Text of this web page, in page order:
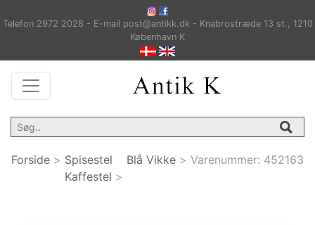
Telefon 2972 2028 - E-mail post@antikk.dk - Knabrostræde 13 st., 1210
København K
Forside > Spisestel
Kaffestel >
Blå Vikke > Varenummer: 452163